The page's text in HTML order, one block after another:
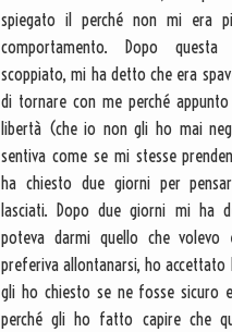
spiegato il perché non mi era
comportamento. Dopo
scoppiato, mi ha detto che era
di tornare con me perché
libertà (che io non gli ho mai
sentiva come se mi stesse
ha chiesto due giorni per
lasciati. Dopo due giorni mi ha
poteva darmi quello che volevo
preferiva allontanarsi, ho accettato
gli ho chiesto se ne fosse sicuro
perché gli ho fatto capire che